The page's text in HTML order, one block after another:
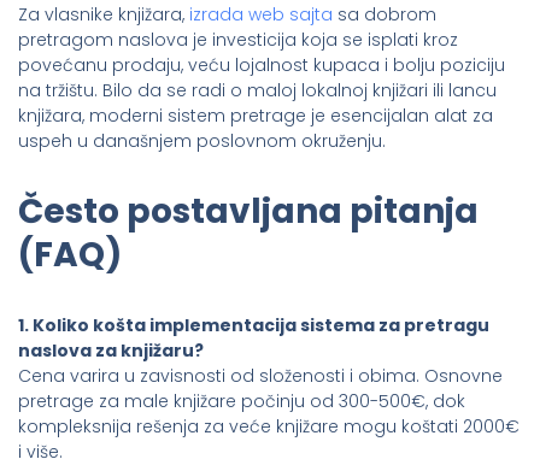
Za vlasnike knjižara, izrada web sajta sa dobrom
pretragom naslova je investicija koja se isplati kroz
povećanu prodaju, veću lojalnost kupaca i bolju poziciju
na tržištu. Bilo da se radi o maloj lokalnoj knjižari ili lancu
knjižara, moderni sistem pretrage je esencijalan alat za
uspeh u današnjem poslovnom okruženju.
Često postavljana pitanja
(FAQ)
1. Koliko košta implementacija sistema za pretragu
naslova za knjižaru?
Cena varira u zavisnosti od složenosti i obima. Osnovne
pretrage za male knjižare počinju od 300-500€, dok
kompleksnija rešenja za veće knjižare mogu koštati 2000€
i više.